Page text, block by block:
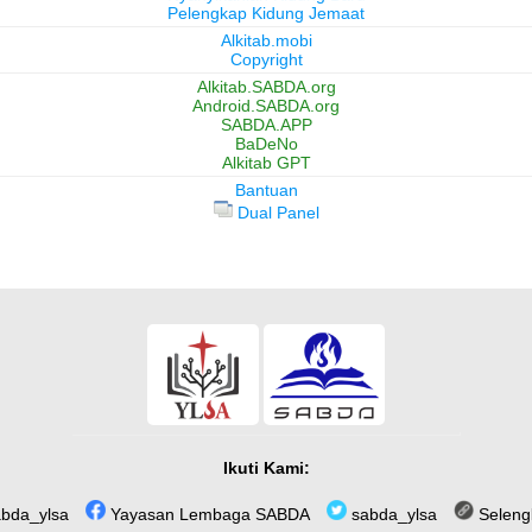
Pelengkap Kidung Jemaat
Alkitab.mobi
Copyright
Alkitab.SABDA.org
Android.SABDA.org
SABDA.APP
BaDeNo
Alkitab GPT
Bantuan
Dual Panel
Ikuti Kami:
Yayasan Lembaga SABDA sabda_ylsa